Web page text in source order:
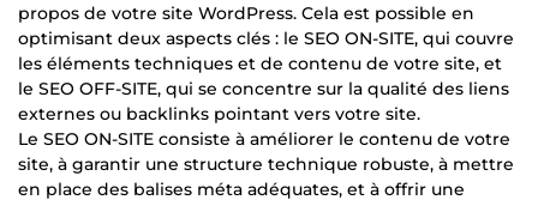
propos de votre site WordPress. Cela est possible en
optimisant deux aspects clés : le SEO ON-SITE, qui couvre
les éléments techniques et de contenu de votre site, et
le SEO OFF-SITE, qui se concentre sur la qualité des liens
externes ou backlinks pointant vers votre site.
Le SEO ON-SITE consiste à améliorer le contenu de votre
site, à garantir une structure technique robuste, à mettre
en place des balises méta adéquates, et à offrir une